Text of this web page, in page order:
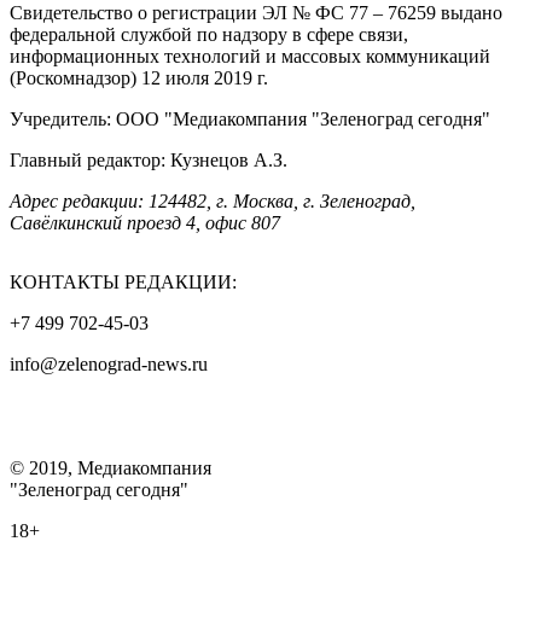
Свидетельство о регистрации ЭЛ № ФС 77 – 76259 выдано
федеральной службой по надзору в сфере связи,
информационных технологий и массовых коммуникаций
(Роскомнадзор) 12 июля 2019 г.
Учредитель: ООО "Медиакомпания "Зеленоград сегодня"
Главный редактор: Кузнецов А.З.
Адрес редакции: 124482, г. Москва, г. Зеленоград,
Савёлкинский проезд 4, офис 807
КОНТАКТЫ РЕДАКЦИИ:
+7 499 702-45-03
info@zelenograd-news.ru
© 2019, Медиакомпания
"Зеленоград сегодня"
18+